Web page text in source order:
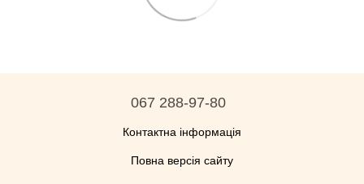
067 288-97-80
Контактна інформація
Повна версія сайту